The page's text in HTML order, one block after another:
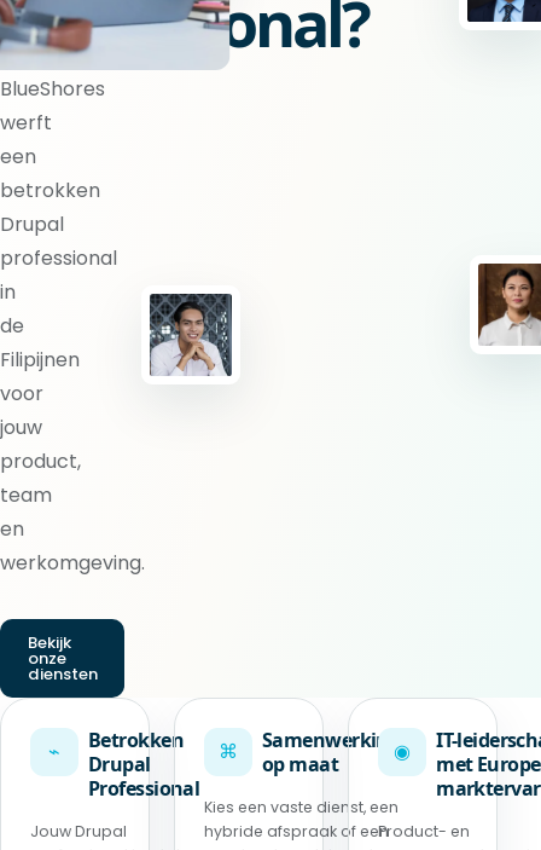
professional?
BlueShores
werft
een
betrokken
Drupal
professional
in
de
Filipijnen
voor
jouw
product,
team
en
werkomgeving.
Bekijk
onze
diensten
⌁
Betrokken
Drupal
Professional
Jouw Drupal
⌘
Samenwerking
op maat
Kies een vaste dienst, een
hybride afspraak of een
◉
IT-
met
Product- en